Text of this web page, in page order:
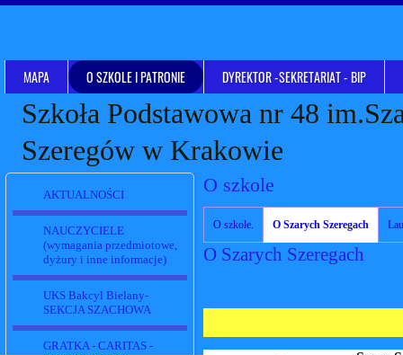
Szkoła Podstawowa nr 48
Szeregów w Krakowie
MAPA O SZKOLE I PATRONIE DYREKTOR -SEKRETARIAT - BIP
AKTUALNOŚCI
NAUCZYCIELE
(wymagania przedmiotowe,
dyżury i inne informacje)
UKS Bakcyl Bielany-
SEKCJA SZACHOWA
GRATKA - CARITAS -
O szkole
O szkole. O Szarych Szeregach
O Szarych Szeregach